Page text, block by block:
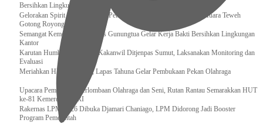
Bersihkan Lingkungan Kantor
Gelorakan Spirit Kemerdekaan, Petugas dan Warga Binaan Lapas Muara Teweh
Gotong Royong Kurve Masjid
Semangat Kemerdekaan, Lapas Gunungtua Gelar Kerja Bakti Bersihkan Lingkungan
Kantor
Karutan Humbahas Sambut Kakanwil Ditjenpas Sumut, Laksanakan Monitoring dan
Evaluasi
Meriahkan HUT RI ke-81, Lapas Tahuna Gelar Pembukaan Pekan Olahraga
Upacara Pembukaan Perlombaan Olahraga dan Seni, Rutan Rantau Semarakkan HUT
ke-81 Kemerdekaan RI
Rakernas LPM 2026 Dibuka Djamari Chaniago, LPM Didorong Jadi Booster
Program Pemerintah